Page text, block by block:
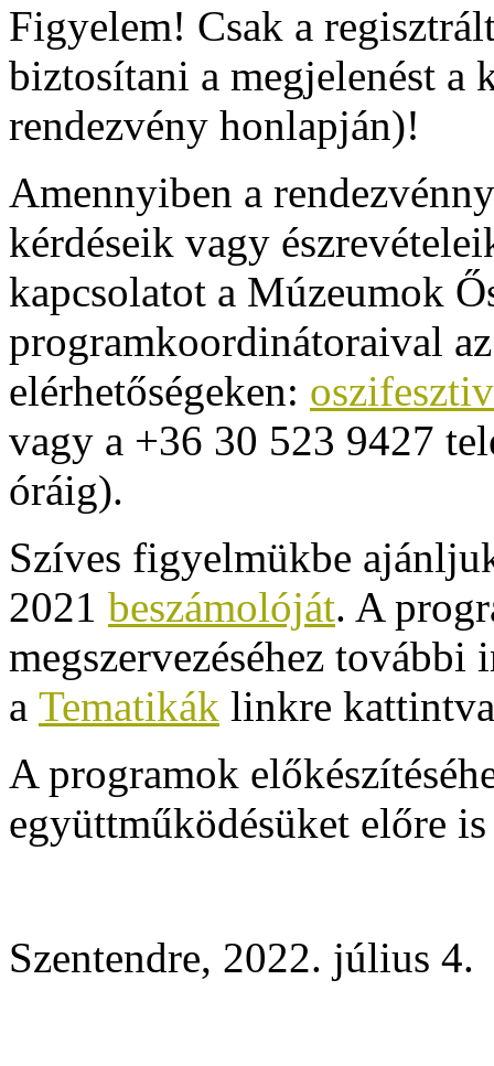
Figyelem! Csak a
biztosítani a megjelenést
rendezvény honlapján)!
Amennyiben a
kérdéseik vagy
kapcsolatot a Múzeumok
programkoordinátoraival
elérhetőségeken:
vagy a +36 30 523 9427
óráig).
Szíves figyelmükbe
2021 beszámolóját. A
megszervezéséhez
a Tematikák linkre
A programok
együttműködésüket előre
Szentendre, 2022. július 4.